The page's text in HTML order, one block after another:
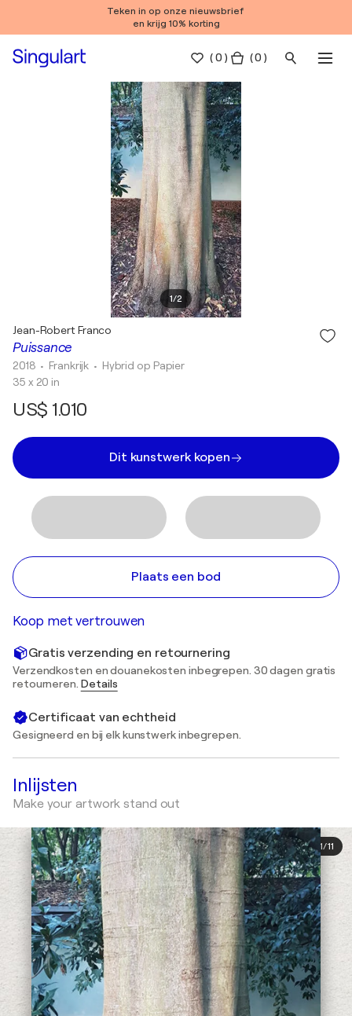
Teken in op onze nieuwsbrief
en krijg 10% korting
(0 ) ( 0 )
1/2
Puissance
Jean-Robert Franco
2018 • Frankrijk • Hybrid op Papier
35 x 20 in
US$ 1.010
Dit kunstwerk kopen
Plaats een bod
Koop met vertrouwen
Gratis verzending en retournering
Verzendkosten en douanekosten inbegrepen. 30 dagen gratis
retourneren. Details
Certificaat van echtheid
Gesigneerd en bij elk kunstwerk inbegrepen.
Inlijsten
Make your artwork stand out
1/11